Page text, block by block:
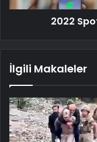
2022
İlgili Makaleler